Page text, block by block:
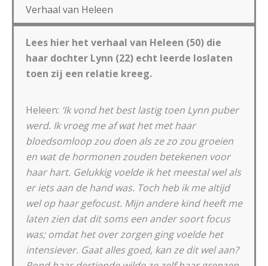
Verhaal van Heleen
Lees hier het verhaal van Heleen (50) die
haar dochter Lynn (22) echt leerde loslaten
toen zij een relatie kreeg.
Heleen: ‘Ik vond het best lastig toen Lynn puber
werd. Ik vroeg me af wat het met haar
bloedsomloop zou doen als ze zo zou groeien
en wat de hormonen zouden betekenen voor
haar hart. Gelukkig voelde ik het meestal wel als
er iets aan de hand was. Toch heb ik me altijd
wel op haar gefocust. Mijn andere kind heeft me
laten zien dat dit soms een ander soort focus
was; omdat het over zorgen ging voelde het
intensiever. Gaat alles goed, kan ze dit wel aan?